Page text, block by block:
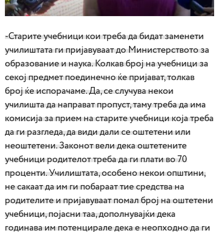
-Старите учебници кои треба да бидат заменети
училиштата ги пријавуваат до Министерството за
образование и наука. Колкав број на учебници за
секој предмет поединечно ќе пријават, толкав
број ќе испорачаме. Да, се случува некои
училишта да направат пропуст, таму треба да има
комисија за прием на старите учебници која треба
да ги разгледа, да види дали се оштетени или
неоштетени. Законот вели дека оштетените
учебници родителот треба да ги плати во 70
проценти. Училиштата, особено некои општини,
не сакаат да им ги побараат тие средства на
родителите и пријавуваат помал број на оштетени
учебници, појасни таа, дополнувајќи дека
годинава им потенцирале дека е неопходно да ги